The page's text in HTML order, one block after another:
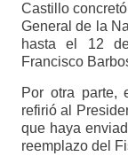
Castillo
General de la
hasta el 12
Francisco
Por otra parte,
refirió al
que haya
reemplazo del